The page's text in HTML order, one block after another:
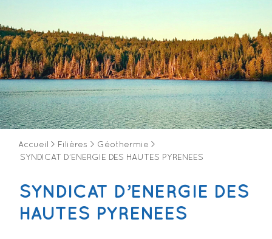
Accueil > Filières > Géothermie >
SYNDICAT D’ENERGIE DES HAUTES PYRENEES
SYNDICAT D’ENERGIE DES
HAUTES PYRENEES